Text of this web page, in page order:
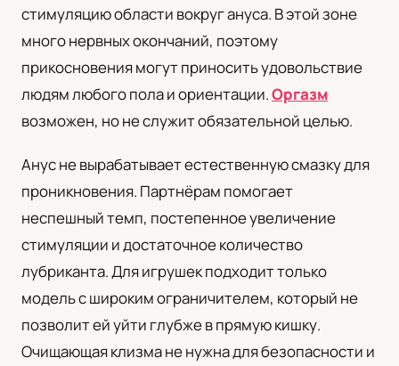
Polski Русский
UA
Українська
стимуляцию области вокруг ануса. В этой зоне
много нервных окончаний, поэтому
прикосновения могут приносить удовольствие
людям любого пола и ориентации.Оргазм
возможен, но не служит обязательной целью.
Анус не вырабатывает естественную смазку для
проникновения. Партнёрам помогает
неспешный темп, постепенное увеличение
стимуляции и достаточное количество
лубриканта. Для игрушек подходит только
модель с широким ограничителем, который не
позволит ей уйти глубже в прямую кишку.
Очищающая клизма не нужна для безопасности и